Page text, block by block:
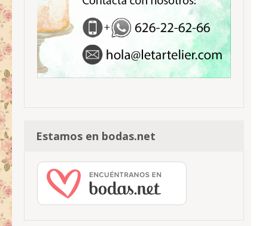
Estamos en bodas.net